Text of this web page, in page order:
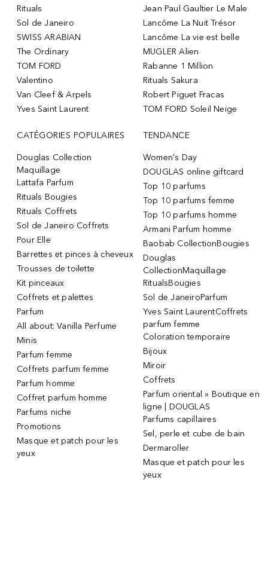
Rituals
Sol de Janeiro
SWISS ARABIAN
The Ordinary
TOM FORD
Valentino
Van Cleef & Arpels
Yves Saint Laurent
Jean Paul Gaultier Le Male
Lancôme La Nuit Trésor
Lancôme La vie est belle
MUGLER Alien
Rabanne 1 Million
Rituals Sakura
Robert Piguet Fracas
TOM FORD Soleil Neige
CATÉGORIES POPULAIRES
Douglas Collection
Maquillage
Lattafa Parfum
Rituals Bougies
Rituals Coffrets
Sol de Janeiro Coffrets
Pour Elle
Barrettes et pinces à cheveux
Trousses de toilette
Kit pinceaux
Coffrets et palettes
Parfum
All about: Vanilla Perfume
Minis
Parfum femme
Coffrets parfum femme
Parfum homme
Coffret parfum homme
Parfums niche
Promotions
Masque et patch pour les
yeux
TENDANCE
Women's Day
DOUGLAS online giftcard
Top 10 parfums
Top 10 parfums femme
Top 10 parfums homme
Armani Parfum homme
Baobab CollectionBougies
Douglas
CollectionMaquillage
RitualsBougies
Sol de JaneiroParfum
Yves Saint LaurentCoffrets
parfum femme
Coloration temporaire
Bijoux
Miroir
Coffrets
Parfum oriental » Boutique en
ligne | DOUGLAS
Parfums capillaires
Sel, perle et cube de bain
Dermaroller
Masque et patch pour les
yeux